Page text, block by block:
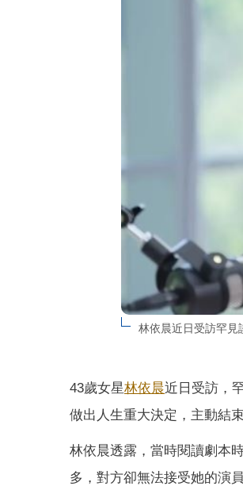
林依晨近日受訪罕見
43歲女星林依晨近日受訪，
做出人生重大決定，主動結
林依晨透露，當時閱讀劇本
多，對方卻無法接受她的演